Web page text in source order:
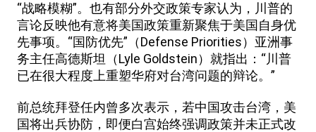
“战略模糊”。也有部分外交政策专家认为，川普的
言论反映他有意将美国政策重新聚焦于美国自身优
先事项。“国防优先”（Defense Priorities）亚洲事
务主任高德斯坦（Lyle Goldstein）就指出：“川普
已在很大程度上重塑华府对台湾问题的辩论。”
前总统拜登任内曾多次表示，若中国攻击台湾，美
国将出兵协防，即便白宫始终强调政策并未正式改